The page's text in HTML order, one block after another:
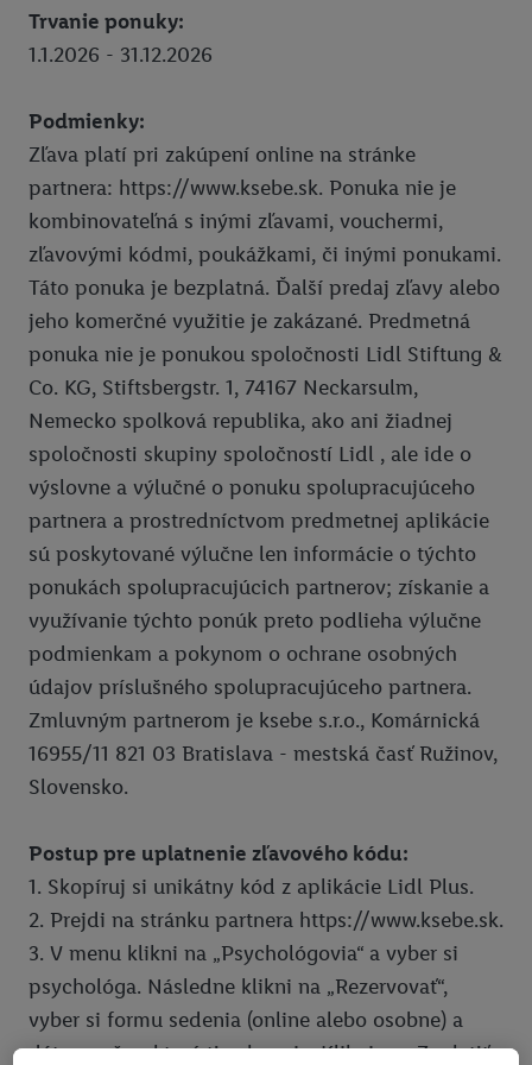
Ksebe prve sedenie
Union zľava 10 % na PZP a havarijné poistenie
Zľava 10 % na krátkodobé cestovné poistenie
Union zľava na poistenie onkologických chorôb
Zľava 10 % na celoročné cestovné poistenie
Súťaže
Click & Pick
Právne informácie
Pravidlá používania
Ochrana osobných údajov
Vyhlásenie o prístupnosti
Pravidlá pre nabíjanie e-vozidiel
Podmienky ochrany osobných údajov pre elektronické nabíjacie
stanice
Lidl Plus krajiny
Pomoc
Trvanie ponuky:
1.1.2026 - 31.12.2026
Podmienky:
Zľava platí pri zakúpení online na stránke
partnera: https://www.ksebe.sk. Ponuka nie je
kombinovateľná s inými zľavami, vouchermi,
zľavovými kódmi, poukážkami, či inými ponukami.
Táto ponuka je bezplatná. Ďalší predaj zľavy alebo
jeho komerčné využitie je zakázané. Predmetná
ponuka nie je ponukou spoločnosti Lidl Stiftung &
Co. KG, Stiftsbergstr. 1, 74167 Neckarsulm,
Nemecko spolková republika, ako ani žiadnej
spoločnosti skupiny spoločností Lidl , ale ide o
výslovne a výlučné o ponuku spolupracujúceho
partnera a prostredníctvom predmetnej aplikácie
sú poskytované výlučne len informácie o týchto
ponukách spolupracujúcich partnerov; získanie a
využívanie týchto ponúk preto podlieha výlučne
podmienkam a pokynom o ochrane osobných
údajov príslušného spolupracujúceho partnera.
Zmluvným partnerom je ksebe s.r.o., Komárnická
16955/11 821 03 Bratislava - mestská časť Ružinov,
Slovensko.
Postup pre uplatnenie zľavového kódu:
1. Skopíruj si unikátny kód z aplikácie Lidl Plus.
2. Prejdi na stránku partnera https://www.ksebe.sk.
3. V menu klikni na „Psychológovia“ a vyber si
psychológa. Následne klikni na „Rezervovať“,
vyber si formu sedenia (online alebo osobne) a
dátum a čas, ktorý ti vyhovuje. Klikni na „Zaplatiť